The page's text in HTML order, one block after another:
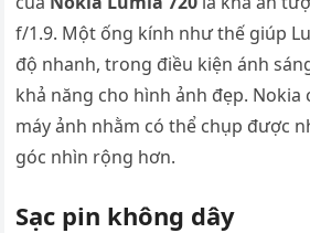
f/1.9. Một ống kính như thế giúp
độ nhanh, trong điều kiện ánh
khả năng cho hình ảnh đẹp. Nokia
máy ảnh nhằm có thể chụp được
góc nhìn rộng hơn.
Sạc pin không dây